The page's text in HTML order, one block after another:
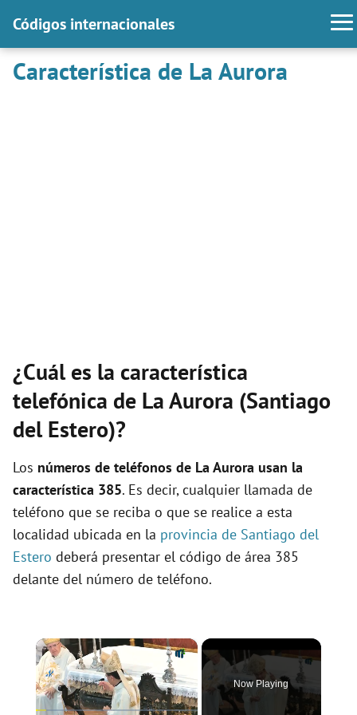
Códigos internacionales
Característica de La Aurora
¿Cuál es la característica
telefónica de La Aurora (Santiago
del Estero)?
Los números de teléfonos de La Aurora usan la
característica 385. Es decir, cualquier llamada de
teléfono que se reciba o que se realice a esta
localidad ubicada en la provincia de Santiago del
Estero deberá presentar el código de área 385
delante del número de teléfono.
×
Now Playing